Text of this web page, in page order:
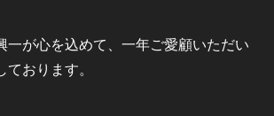
一が心を込めて、一年ご愛顧いただい
おります。